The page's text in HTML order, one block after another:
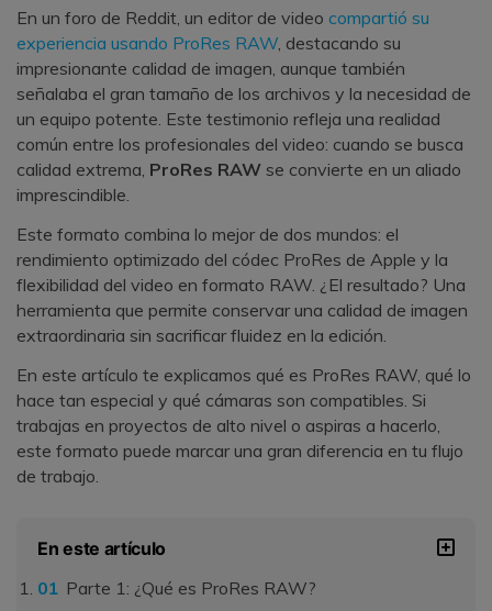
En un foro de Reddit, un editor de video compartió su
experiencia usando ProRes RAW, destacando su
impresionante calidad de imagen, aunque también
señalaba el gran tamaño de los archivos y la necesidad de
un equipo potente. Este testimonio refleja una realidad
común entre los profesionales del video: cuando se busca
calidad extrema, ProRes RAW se convierte en un aliado
imprescindible.
Este formato combina lo mejor de dos mundos: el
rendimiento optimizado del códec ProRes de Apple y la
flexibilidad del video en formato RAW. ¿El resultado? Una
herramienta que permite conservar una calidad de imagen
extraordinaria sin sacrificar fluidez en la edición.
En este artículo te explicamos qué es ProRes RAW, qué lo
hace tan especial y qué cámaras son compatibles. Si
trabajas en proyectos de alto nivel o aspiras a hacerlo,
este formato puede marcar una gran diferencia en tu flujo
de trabajo.
En este artículo
Parte 1: ¿Qué es ProRes RAW?